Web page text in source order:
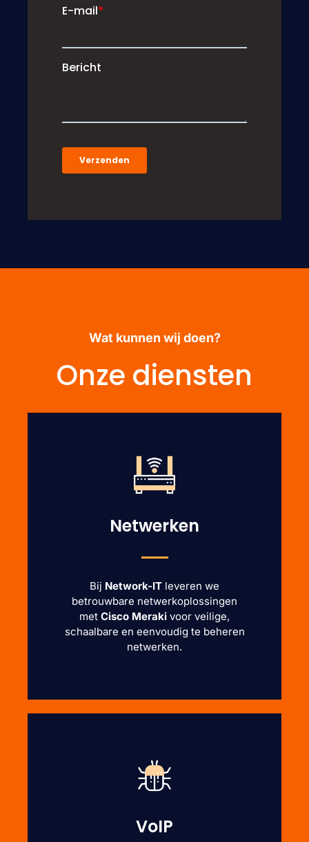
Wat kunnen wij doen?
Onze diensten
Netwerken
Bij Network-IT leveren we
betrouwbare netwerkoplossingen
met Cisco Meraki voor veilige,
schaalbare en eenvoudig te beheren
netwerken.
VoIP